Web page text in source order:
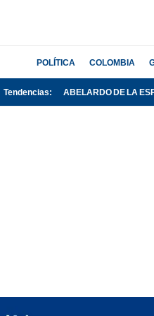
POLÍTICA COLOMBIA
Tendencias: ABELARDO DE LA